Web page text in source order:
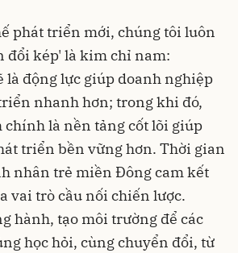
phát triển mới, chúng tôi luôn
đổi kép' là kim chỉ nam:
là động lực giúp doanh nghiệp
nhanh hơn; trong khi đó,
chính là nền tảng cốt lõi giúp
triển bền vững hơn. Thời gian
nhân trẻ miền Đông cam kết
vai trò cầu nối chiến lược.
hành, tạo môi trường để các
học hỏi, cùng chuyển đổi, từ